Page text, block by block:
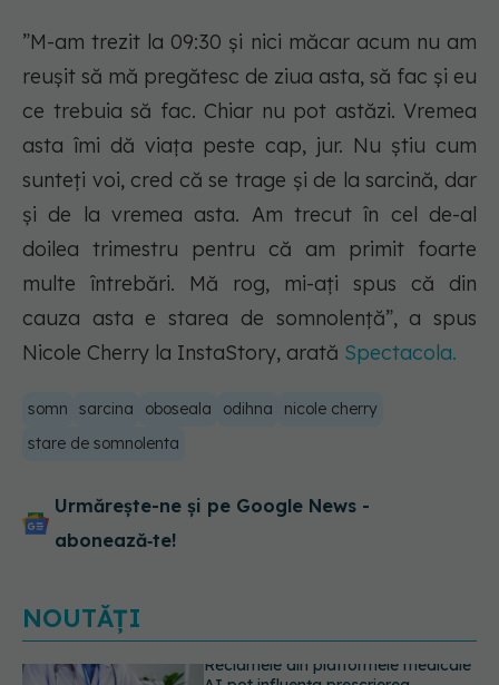
”M-am trezit la 09:30 și nici măcar acum nu am
reușit să mă pregătesc de ziua asta, să fac și eu
ce trebuia să fac. Chiar nu pot astăzi. Vremea
asta îmi dă viața peste cap, jur. Nu știu cum
sunteți voi, cred că se trage și de la sarcină, dar
și de la vremea asta. Am trecut în cel de-al
doilea trimestru pentru că am primit foarte
multe întrebări. Mă rog, mi-ați spus că din
cauza asta e starea de somnolență”, a spus
Nicole Cherry la InstaStory, arată Spectacola.
somn sarcina oboseala odihna
nicole cherry
stare de somnolenta
Urmărește-ne și pe Google News -
abonează‑te!
NOUTĂȚI